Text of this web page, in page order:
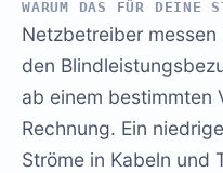
WARUM DAS FÜR DEINE
Netzbetreiber
den
ab einem bestimmten
Rechnung. Ein
Ströme in Kabeln und